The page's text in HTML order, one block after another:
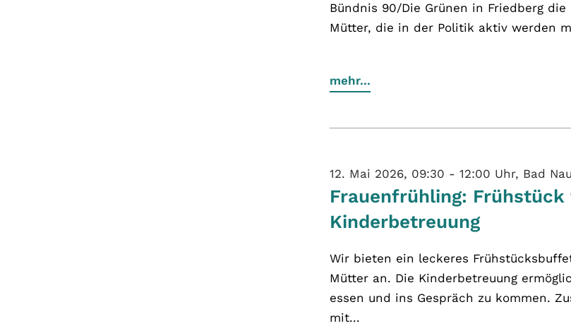
Bündnis 90/Die Grünen in Friedberg
Mütter, die in der Politik aktiv werden
mehr...
12. Mai 2026, 09:30 - 12:00 Uhr, Bad
Frauenfrühling:
Kinderbetreuung
Wir bieten ein leckeres
Mütter an. Die Kinderbetreuung
essen und ins Gespräch zu kommen.
mit...